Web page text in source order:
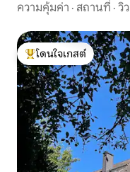
ความคุ้มค่า · สถานที่ · วิว
โดนใจเกสต์ที่สุด
โดนใจเกสต์